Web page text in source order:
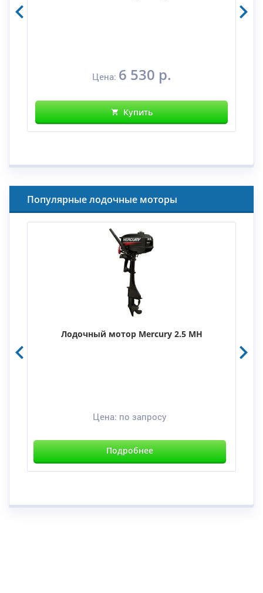
Цена: 6 530 р.
Купить
Популярные лодочные моторы
Лодочный мотор Mercury 2.5 MH
Цена: по запросу
Подробнее